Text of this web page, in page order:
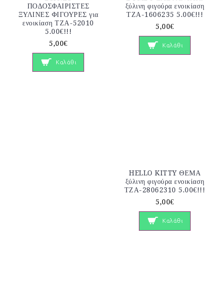
ΠΟΔΟΣΦΑΙΡΙΣΤΕΣ
ΞΥΛΙΝΕΣ ΦΙΓΟΥΡΕΣ για
ενοικίαση ΤΖΑ-52010
5.00€!!!
5,00€
Καλάθι
ξύλινη φιγούρα ενοικίαση
ΤΖΑ-1606235 5.00€!!!
5,00€
Καλάθι
HELLO KITTY ΘΕΜΑ
ξύλινη φιγούρα ενοικίαση
ΤΖΑ-28062310 5.00€!!!
5,00€
Καλάθι